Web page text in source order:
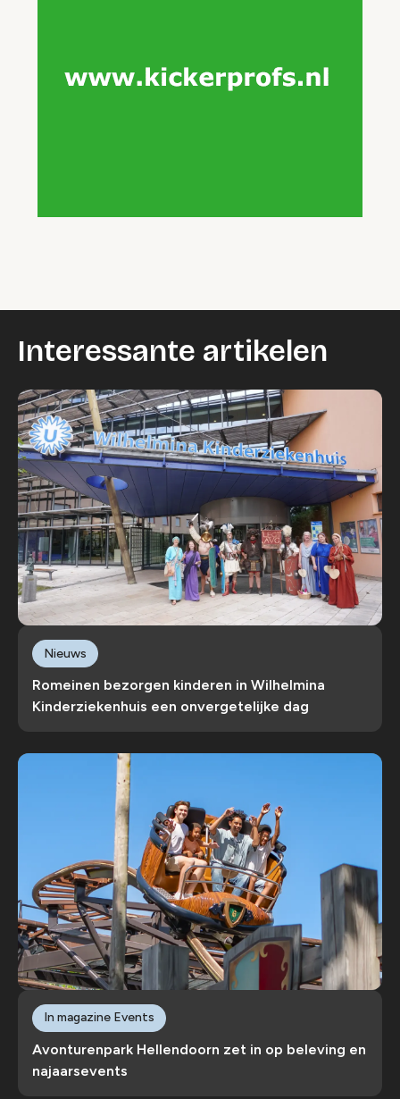
Interessante artikelen
Romeinen bezorgen kinderen in Wilhelmina
Kinderziekenhuis een onvergetelijke dag
Nieuws
Avonturenpark Hellendoorn zet in op beleving en
najaarsevents
In magazine Events